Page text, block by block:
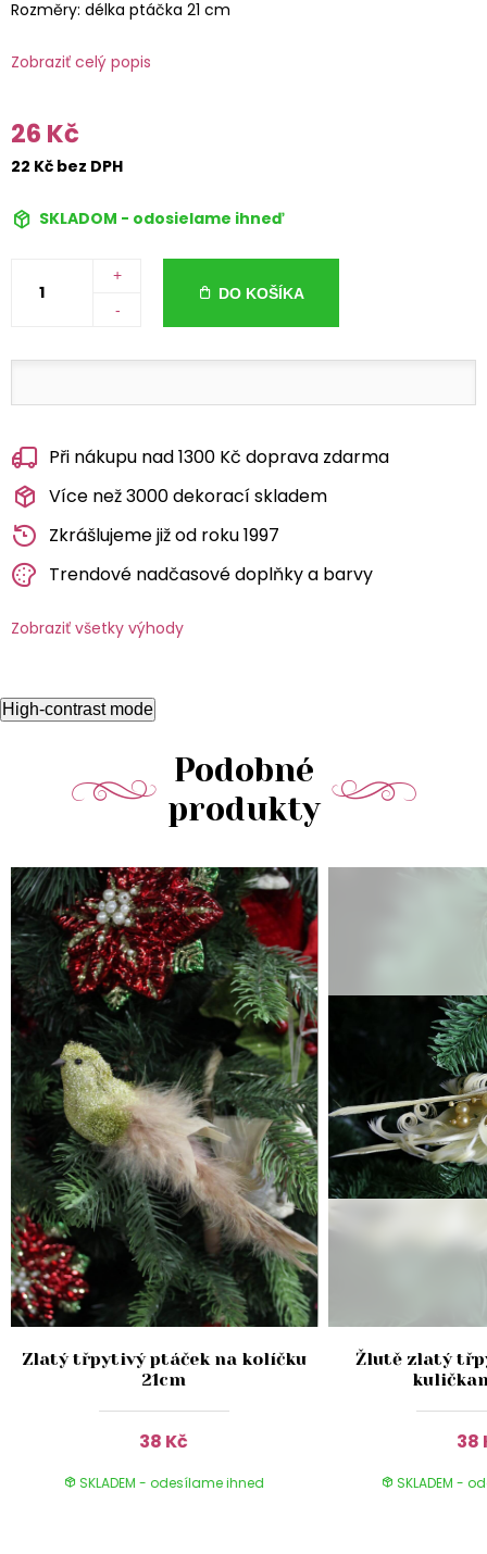
Rozměry: délka ptáčka 21 cm
Zobraziť celý popis
26 Kč
22 Kč bez DPH
SKLADOM - odosielame ihneď
+
-
DO KOŠÍKA
Při nákupu nad 1300 Kč doprava zdarma
Více než 3000 dekorací skladem
Zkrášlujeme již od roku 1997
Trendové nadčasové doplňky a barvy
Zobraziť všetky výhody
High-contrast mode
Podobné
produkty
Zlatý třpytivý ptáček na kolíčku
21cm
38 Kč
SKLADEM - odesílame ihned
Žlutě zlatý
38
SKLADEM -